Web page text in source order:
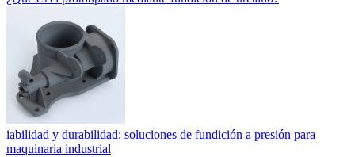
iabilidad y durabilidad: soluciones de fundición a presión para
maquinaria industrial